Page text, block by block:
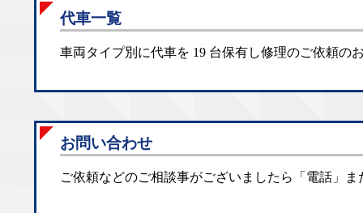
代車一覧
車両タイプ別に代車を 19 台保有し修理のご依頼の
お問い合わせ
ご依頼などのご相談事がございましたら「電話」